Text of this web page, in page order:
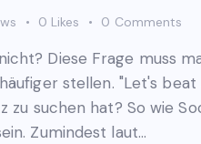
0 Likes 0 Comments
Diese Frage muss
stellen. "Let's
zu suchen hat? So wie
Zumindest laut…